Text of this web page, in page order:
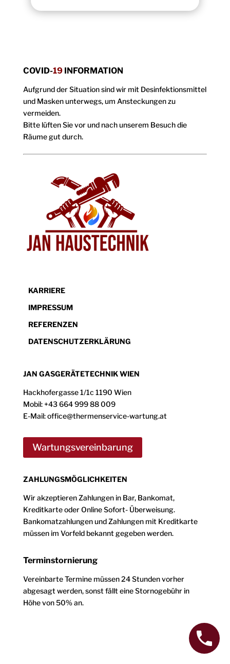
COVID-19INFORMATION
Aufgrund der Situation sind wir mit Desinfektionsmittel
und Masken unterwegs, um Ansteckungen zu
vermeiden.
Bitte lüften Sie vor und nach unserem Besuch die
Räume gut durch.
KARRIERE
IMPRESSUM
REFERENZEN
DATENSCHUTZERKLÄRUNG
JAN GASGERÄTETECHNIK WIEN
Hackhofergasse 1/1c 1190 Wien
Mobil: +43 664 999 88 009
E-Mail: office@thermenservice-wartung.at
Wartungsvereinbarung
ZAHLUNGSMÖGLICHKEITEN
Wir akzeptieren Zahlungen in Bar, Bankomat,
Kreditkarte oder Online Sofort- Überweisung.
Bankomatzahlungen und Zahlungen mit Kreditkarte
müssen im Vorfeld bekannt gegeben werden.
Terminstornierung
Vereinbarte Termine müssen 24 Stunden vorher
abgesagt werden, sonst fällt eine Stornogebühr in
Höhe von 50% an.